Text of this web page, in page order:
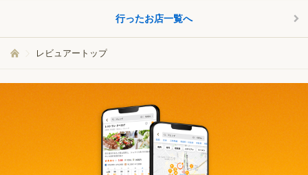
行ったお店一覧へ
レビュアートップ